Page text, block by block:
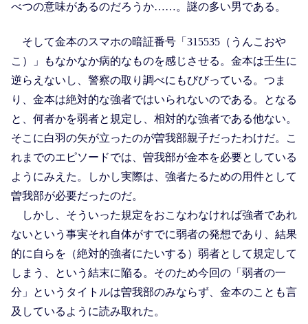
べつの意味があるのだろうか……。謎の多い男である。
そして金本のスマホの暗証番号「315535（うんこおや
こ）」もなかなか病的なものを感じさせる。金本は壬生に
逆らえないし、警察の取り調べにもびびっている。つま
り、金本は絶対的な強者ではいられないのである。となる
と、何者かを弱者と規定し、相対的な強者である他ない。
そこに白羽の矢が立ったのが曽我部親子だったわけだ。こ
れまでのエピソードでは、曽我部が金本を必要としている
ようにみえた。しかし実際は、強者たるための用件として
曽我部が必要だったのだ。
しかし、そういった規定をおこなわなければ強者であれ
ないという事実それ自体がすでに弱者の発想であり、結果
的に自らを（絶対的強者にたいする）弱者として規定して
しまう、という結末に陥る。そのため今回の「弱者の一
分」というタイトルは曽我部のみならず、金本のことも言
及しているように読み取れた。